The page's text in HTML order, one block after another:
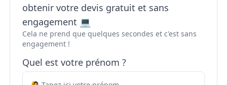
obtenir votre devis gratuit et sans
engagement 💻
Cela ne prend que quelques secondes et c'est sans
engagement !
Quel est votre prénom ?